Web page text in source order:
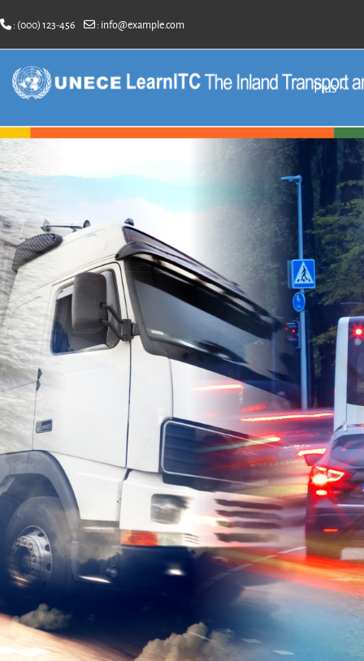
: (000) 123-456 : info@example.com
Plus